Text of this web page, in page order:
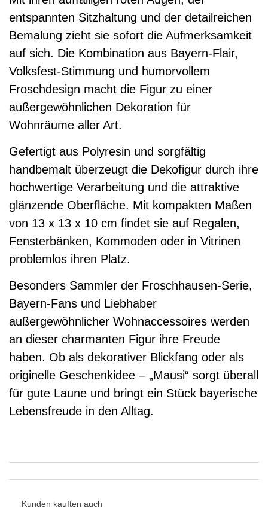
entspannten Sitzhaltung und der detailreichen
Bemalung zieht sie sofort die Aufmerksamkeit
auf sich. Die Kombination aus Bayern-Flair,
Volksfest-Stimmung und humorvollem
Froschdesign macht die Figur zu einer
außergewöhnlichen Dekoration für
Wohnräume aller Art.
Gefertigt aus Polyresin und sorgfältig
handbemalt überzeugt die Dekofigur durch ihre
hochwertige Verarbeitung und die attraktive
glänzende Oberfläche. Mit kompakten Maßen
von 13 x 13 x 10 cm findet sie auf Regalen,
Fensterbänken, Kommoden oder in Vitrinen
problemlos ihren Platz.
Besonders Sammler der Froschhausen-Serie,
Bayern-Fans und Liebhaber
außergewöhnlicher Wohnaccessoires werden
an dieser charmanten Figur ihre Freude
haben. Ob als dekorativer Blickfang oder als
originelle Geschenkidee – „Mausi“ sorgt überall
für gute Laune und bringt ein Stück bayerische
Lebensfreude in den Alltag.
Kunden kauften auch